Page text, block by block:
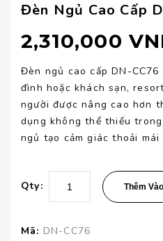
Đèn Ngủ Cao Cấp
2,310,000
Đèn ngủ cao cấp DN-
đình hoặc khách sạn,
người được nâng cao hơn
dụng không thể thiếu
ngủ tạo cảm giác thoải
Qty: Thêm
Mã: DN-CC76